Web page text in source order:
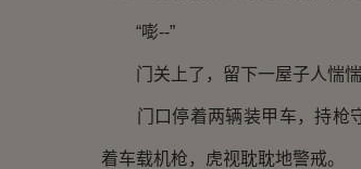
“嘭--”
门关上了，留下一屋子人惴惴
门口停着两辆装甲车，持枪守
着车载机枪，虎视耽耽地警戒。